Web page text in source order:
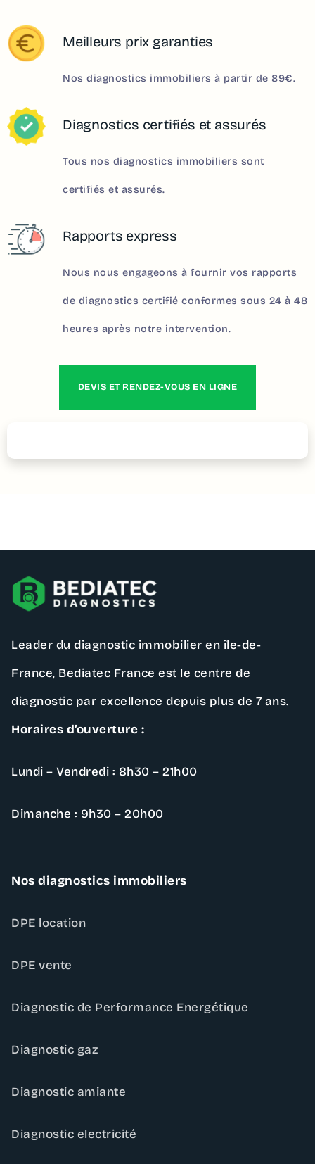
Meilleurs prix garanties
Nos diagnostics immobiliers à partir de 89€.
Diagnostics certifiés et assurés
Tous nos diagnostics immobiliers sont
certifiés et assurés.
Rapports express
Nous nous engageons à fournir vos rapports
de diagnostics certifié conformes sous 24 à 48
heures après notre intervention.
DEVIS ET RENDEZ-VOUS EN LIGNE
Leader du diagnostic immobilier en île-de-
France, Bediatec France est le centre de
diagnostic par excellence depuis plus de 7 ans.
Horaires d’ouverture :
Lundi – Vendredi : 8h30 – 21h00
Dimanche : 9h30 – 20h00
Nos diagnostics immobiliers
DPE location
DPE vente
Diagnostic de Performance Energétique
Diagnostic gaz
Diagnostic amiante
Diagnostic electricité